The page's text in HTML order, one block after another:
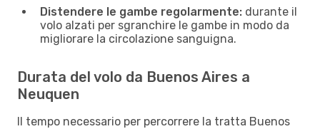
Distendere le gambe regolarmente: durante il
volo alzati per sgranchire le gambe in modo da
migliorare la circolazione sanguigna.
Durata del volo da Buenos Aires a
Neuquen
Il tempo necessario per percorrere la tratta Buenos